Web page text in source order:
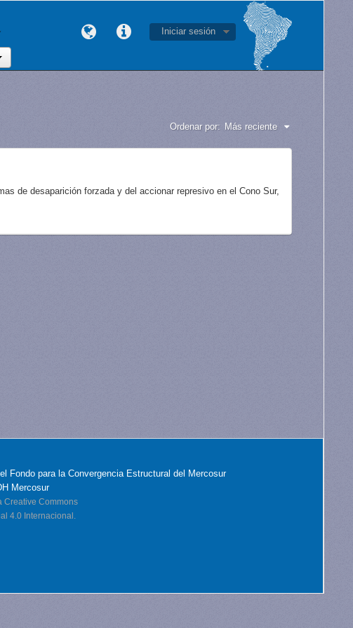
Iniciar sesión
Ordenar por: Más reciente
de desaparición forzada y del accionar represivo en el Cono Sur,
Fondo para la Convergencia Estructural del Mercosur
Mercosur
Creative Commons
4.0 Internacional.